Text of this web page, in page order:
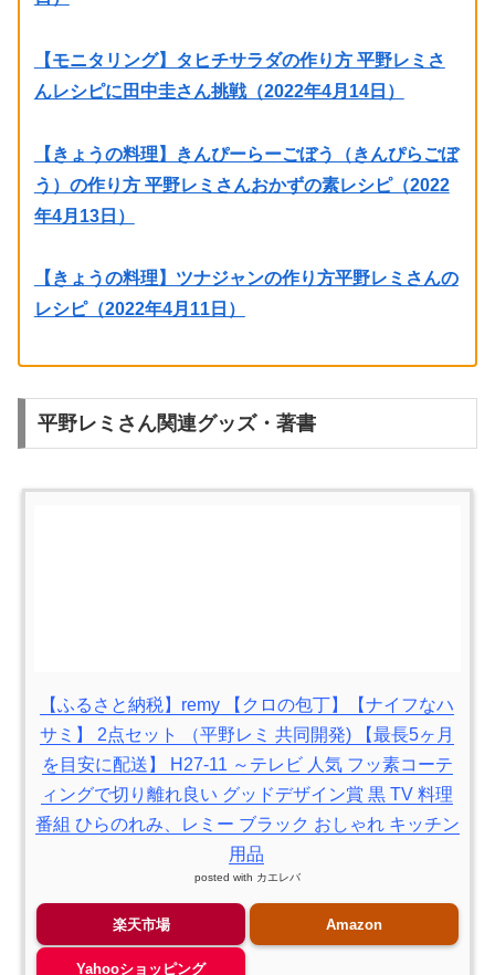
【モニタリング】タヒチサラダの作り方 平野レミさ
んレシピに田中圭さん挑戦（2022年4月14日）
【きょうの料理】きんぴーらーごぼう（きんぴらごぼ
う）の作り方 平野レミさんおかずの素レシピ（2022
年4月13日）
【きょうの料理】ツナジャンの作り方平野レミさんの
レシピ（2022年4月11日）
平野レミさん関連グッズ・著書
【ふるさと納税】remy 【クロの包丁】【ナイフなハ
サミ】 2点セット （平野レミ 共同開発) 【最長5ヶ月
を目安に配送】 H27-11 ～テレビ 人気 フッ素コーテ
ィングで切り離れ良い グッドデザイン賞 黒 TV 料理
番組 ひらのれみ、レミー ブラック おしゃれ キッチン
用品
posted with カエレバ
楽天市場 Amazon
Yahooショッピング